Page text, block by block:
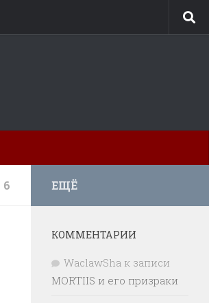
6 ЕЩЁ
КОММЕНТАРИИ
WaclawSha к записи
MORTIIS и его призраки